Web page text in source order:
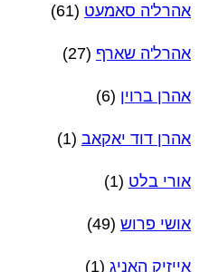
אהרל'ה סאמעט (61)
אהרל'ה שארף (27)
אהרן ברוין (6)
אהרן דוד יאקאב (1)
אורי בלט (1)
אושי פרוש (49)
אייזיק האניג (1)